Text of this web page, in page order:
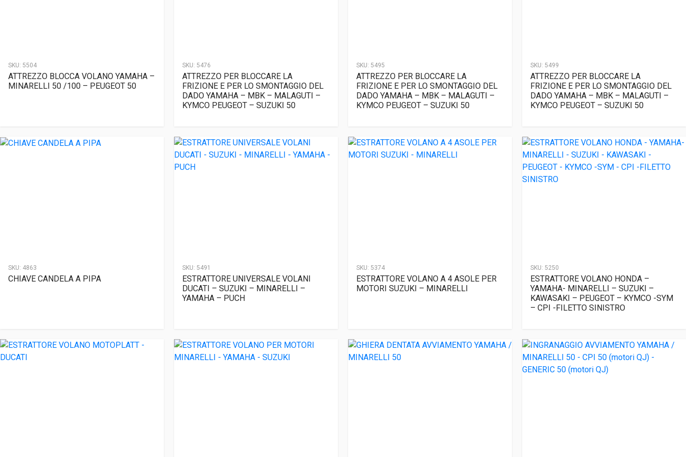
SKU: 5504
ATTREZZO BLOCCA VOLANO YAMAHA –
MINARELLI 50 /100 – PEUGEOT 50
SKU: 5476
ATTREZZO PER BLOCCARE LA
FRIZIONE E PER LO SMONTAGGIO DEL
DADO YAMAHA – MBK – MALAGUTI –
KYMCO PEUGEOT – SUZUKI 50
SKU: 5495
ATTREZZO PER BLOCCARE LA
FRIZIONE E PER LO SMONTAGGIO DEL
DADO YAMAHA – MBK – MALAGUTI –
KYMCO PEUGEOT – SUZUKI 50
SKU: 5499
ATTREZZO PER BLOCCARE LA
FRIZIONE E PER LO SMONTAGGIO DEL
DADO YAMAHA – MBK – MALAGUTI –
KYMCO PEUGEOT – SUZUKI 50
SKU: 4863
CHIAVE CANDELA A PIPA
SKU: 5491
ESTRATTORE UNIVERSALE VOLANI
DUCATI – SUZUKI – MINARELLI –
YAMAHA – PUCH
SKU: 5374
ESTRATTORE VOLANO A 4 ASOLE PER
MOTORI SUZUKI – MINARELLI
SKU: 5250
ESTRATTORE VOLANO HONDA –
YAMAHA- MINARELLI – SUZUKI –
KAWASAKI – PEUGEOT – KYMCO -SYM
– CPI -FILETTO SINISTRO